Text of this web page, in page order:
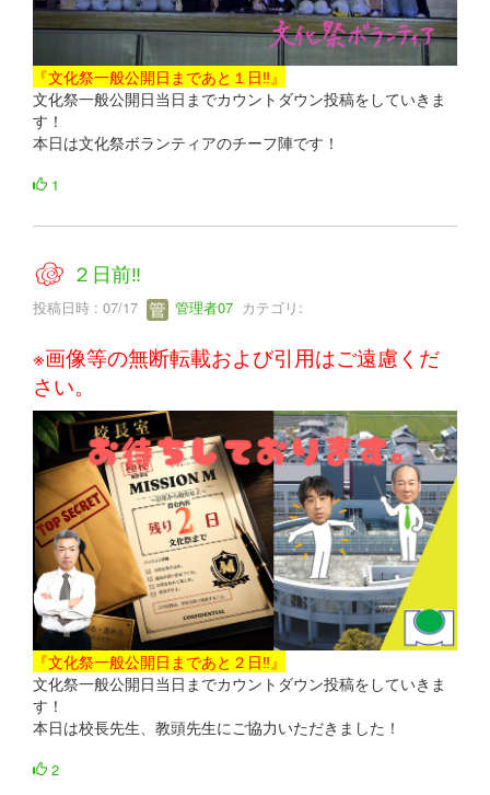
『文化祭一般公開日まであと１日‼』
文化祭一般公開日当日までカウントダウン投稿をしていきま
す！
本日は文化祭ボランティアのチーフ陣です！
1
２日前‼
投稿日時 : 07/17 管理者07 カテゴリ:
※画像等の無断転載および引用はご遠慮くだ
さい。
『文化祭一般公開日まであと２日‼』
文化祭一般公開日当日までカウントダウン投稿をしていきま
す！
本日は校長先生、教頭先生にご協力いただきました！
2